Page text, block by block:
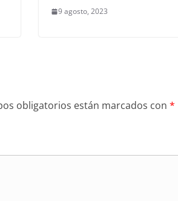
9 agosto, 2023
obligatorios están marcados con *